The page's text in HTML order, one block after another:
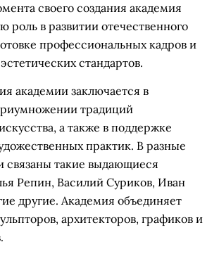
своего создания академия
роль в развитии отечественного
профессиональных кадров и
стандартов.
академии заключается в
традиций
а также в поддержке
практик. В разные
связаны такие выдающиеся
Репин, Василий Суриков, Иван
другие. Академия объединяет
архитекторов, графиков и